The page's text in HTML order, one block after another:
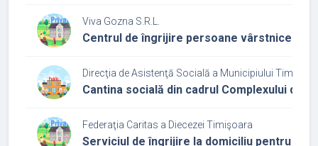
Viva Gozna S.R.L.
Centrul de îngrijire persoane vârstnice
Direcţia de Asistenţă Socială a Municipiului
Cantina socială din cadrul Complexului de
Federaţia Caritas a Diecezei Timişoara
Serviciul de îngrijire la domiciliu pentru